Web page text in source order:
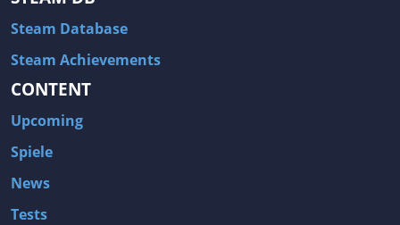
Steam Database
Steam Achievements
CONTENT
Upcoming
Spiele
News
Tests